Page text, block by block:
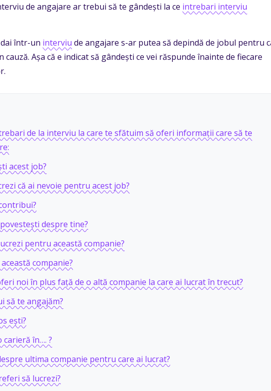
de angajare ar trebui să te gândești la ce intrebari interviu
într-un interviu de angajare s-ar putea să depindă de jobul pentru
cauză. Așa că e indicat să gândești ce vei răspunde înainte de fiecare
de la interviu la care te sfătuim să oferi informații care să te
acest job?
că ai nevoie pentru acest job?
despre tine?
pentru această companie?
companie?
noi în plus față de o altă companie la care ai lucrat în trecut?
să te angajăm?
ești?
carieră în…. ?
ultima companie pentru care ai lucrat?
să lucrezi?